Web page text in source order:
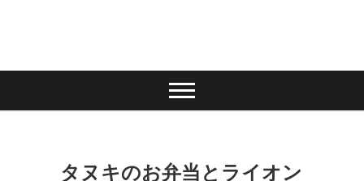
タヌキのお弁当とライオン